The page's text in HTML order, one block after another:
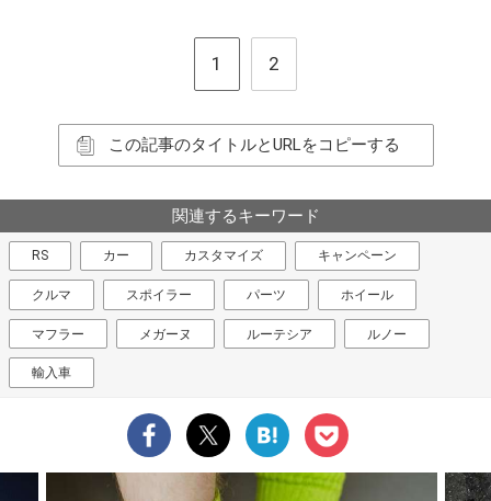
1 2
この記事のタイトルとURLをコピーする
関連するキーワード
RS カー カスタマイズ キャンペーン
クルマ スポイラー パーツ ホイール
マフラー メガーヌ ルーテシア ルノー
輸入車